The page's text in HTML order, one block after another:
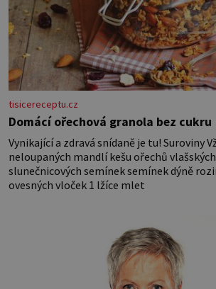
tisicereceptu.cz
Domácí ořechová granola bez cukru
Vynikající a zdravá snídaně je tu! Suroviny Vždy 1 šálek –
neloupaných mandlí kešu ořechů
slunečnicových semínek semínek dýně
ovesných vloček 1 lžíce mlet